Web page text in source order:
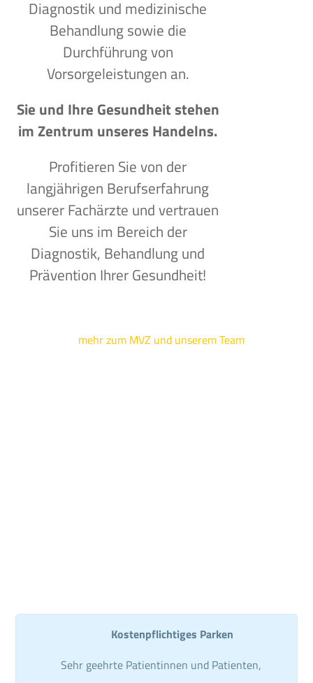
Diagnostik und medizinische
Behandlung sowie die
Durchführung von
Vorsorgeleistungen an.
Sie und Ihre Gesundheit stehen
im Zentrum unseres Handelns.
Profitieren Sie von der
langjährigen Berufserfahrung
unserer Fachärzte und vertrauen
Sie uns im Bereich der
Diagnostik, Behandlung und
Prävention Ihrer Gesundheit!
mehr zum MVZ und unserem Team
Kostenpflichtiges Parken
Sehr geehrte Patientinnen und Patienten,